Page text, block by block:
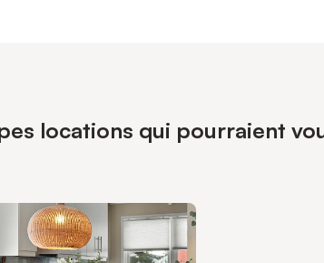
locations qui pourraient